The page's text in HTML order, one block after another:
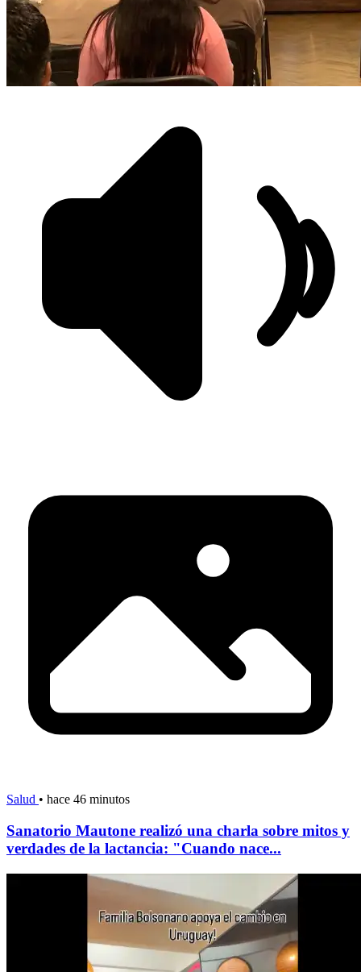
Salud • hace 46 minutos
Sanatorio Mautone realizó una charla sobre mitos y
verdades de la lactancia: "Cuando nace...